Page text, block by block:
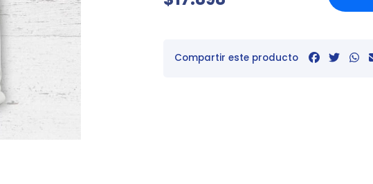
Compartir este producto